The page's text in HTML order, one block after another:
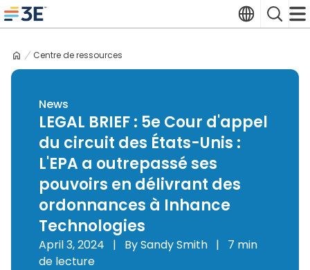
Skip
to
3E home
TranslateSearch
Centre de ressources
News
LEGAL BRIEF : 5e Cour d'appel
du circuit des États-Unis :
L'EPA a outrepassé ses
pouvoirs en délivrant des
ordonnances à Inhance
Technologies
April 3, 2024 | By Sandy Smith |
7 min
de lecture